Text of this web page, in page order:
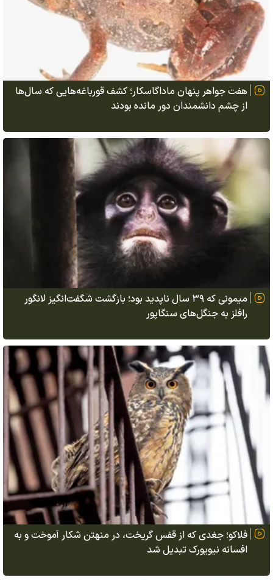
هفت جواهر پنهان ماداگاسکار؛ کشف قورباغه‌هایی که سال‌ها
از چشم دانشمندان دور مانده بودند
میمونی که ۳۹ سال ناپدید بود؛ بازگشت شگفت‌انگیز لانگور
رافلز به جنگل‌های سنگاپور
فلاکو؛ جغدی که از قفس گریخت، در منهتن شکار آموخت و به
افسانه نیویورک تبدیل شد